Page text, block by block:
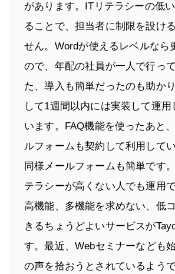
があります。ITリテラシーの低
ることで、担当者に制限を設け
せん。Wordが使えるレベルなら
ので、年配の社員が一人で行っ
た、導入も簡単だったのも助か
して1週間以内には実装して運用
います。FAQ機能を使ったあと
ルフォームも契約して利用して
同様メールフォームも簡単です
テラシーが高くない人でも運用
高機能、多機能を求めない、低
きるちょうどよいサービスが
す。最近、Webセミナーなども
の声を拾おうとされているよう